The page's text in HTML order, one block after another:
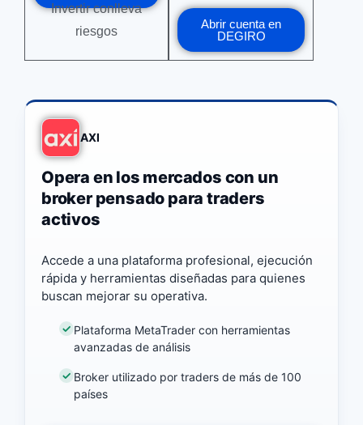
Invertir conlleva
riesgos
Abrir cuenta en
DEGIRO
AXI
Opera en los mercados con un
broker pensado para traders
activos
Accede a una plataforma profesional, ejecución
rápida y herramientas diseñadas para quienes
buscan mejorar su operativa.
Plataforma MetaTrader con herramientas
avanzadas de análisis
Broker utilizado por traders de más de 100
países